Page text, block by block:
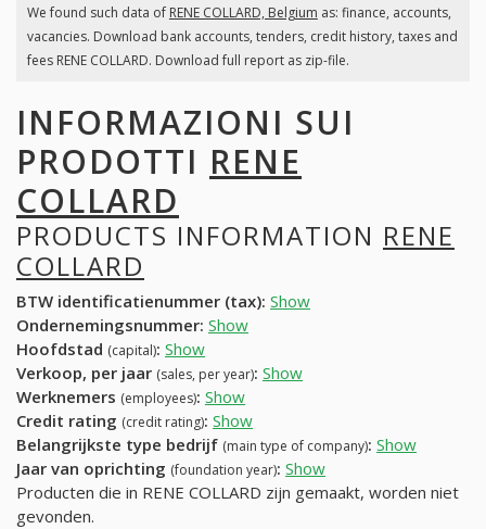
We found such data of RENE COLLARD, Belgium as: finance, accounts,
vacancies. Download bank accounts, tenders, credit history, taxes and
fees RENE COLLARD. Download full report as zip-file.
INFORMAZIONI SUI
PRODOTTI RENE
COLLARD
PRODUCTS INFORMATION RENE
COLLARD
BTW identificatienummer (tax): Show
Ondernemingsnummer: Show
Hoofdstad (capital): Show
Verkoop, per jaar (sales, per year): Show
Werknemers (employees): Show
Credit rating (credit rating): Show
Belangrijkste type bedrijf (main type of company): Show
Jaar van oprichting (foundation year): Show
Producten die in RENE COLLARD zijn gemaakt, worden niet
gevonden.